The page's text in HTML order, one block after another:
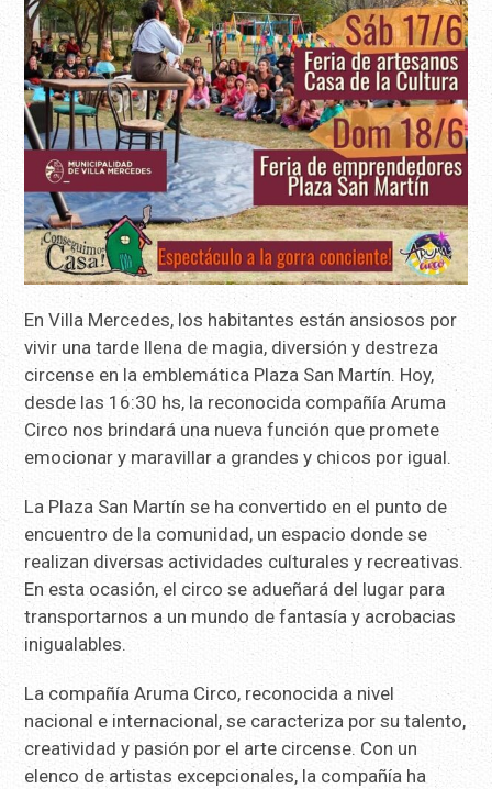
En Villa Mercedes, los habitantes están ansiosos por
vivir una tarde llena de magia, diversión y destreza
circense en la emblemática Plaza San Martín. Hoy,
desde las 16:30 hs, la reconocida compañía Aruma
Circo nos brindará una nueva función que promete
emocionar y maravillar a grandes y chicos por igual.
La Plaza San Martín se ha convertido en el punto de
encuentro de la comunidad, un espacio donde se
realizan diversas actividades culturales y recreativas.
En esta ocasión, el circo se adueñará del lugar para
transportarnos a un mundo de fantasía y acrobacias
inigualables.
La compañía Aruma Circo, reconocida a nivel
nacional e internacional, se caracteriza por su talento,
creatividad y pasión por el arte circense. Con un
elenco de artistas excepcionales, la compañía ha